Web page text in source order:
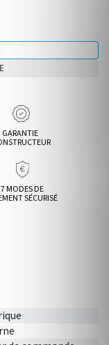
GARANTIE
7 MODES DE
SÉCURISÉ